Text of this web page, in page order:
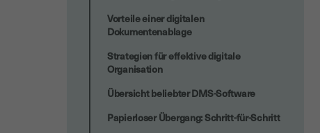
Vorteile einer digitalen
Dokumentenablage
Strategien für effektive digitale
Organisation
Übersicht beliebter DMS‑Software
Papierloser Übergang: Schritt-für-Schritt